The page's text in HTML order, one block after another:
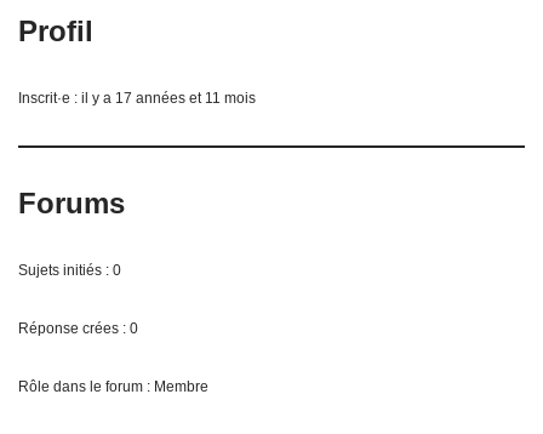
Profil
Inscrit·e : il y a 17 années et 11 mois
Forums
Sujets initiés : 0
Réponse crées : 0
Rôle dans le forum : Membre